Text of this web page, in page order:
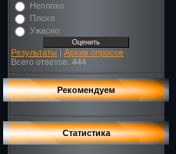
Неплохо
Плохо
Ужасно
Результаты | Архив опросов
Всего ответов: 444
Рекомендуем
Статистика